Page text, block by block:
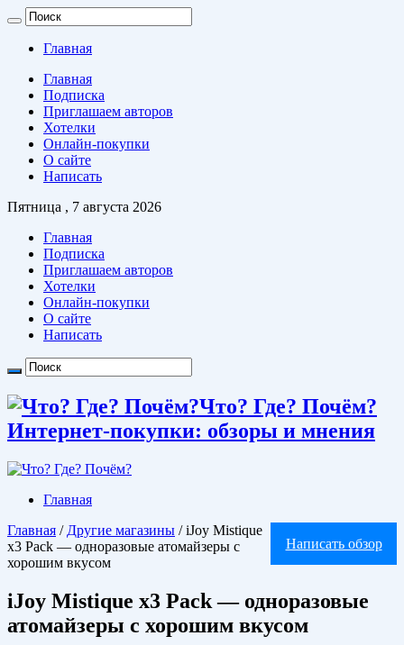
Главная
Главная
Подписка
Приглашаем авторов
Хотелки
Онлайн-покупки
О сайте
Написать
Пятница , 7 августа 2026
Главная
Подписка
Приглашаем авторов
Хотелки
Онлайн-покупки
О сайте
Написать
Что? Где? Почём?
Интернет-покупки: обзоры и мнения
Главная
Написать обзор
Главная / Другие магазины / iJoy Mistique
x3 Pack — одноразовые атомайзеры с
хорошим вкусом
iJoy Mistique x3 Pack — одноразовые
атомайзеры с хорошим вкусом